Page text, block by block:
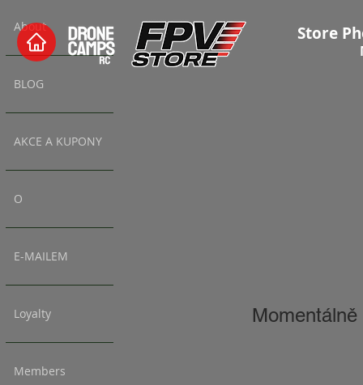
Store
About
BLOG
AKCE A KUPONY
O
E-MAILEM
Loyalty
Members